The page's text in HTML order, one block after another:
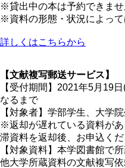
※貸出中の本は予約できませ
※資料の形態・状況によっ
詳しくはこちらから
【文献複写郵送サービス】
【受付期間】2021年5月19
なるまで
【対象者】学部学生、大学
※返却が遅れている資料が
滞資料を返却後、お申込くだ
【対象資料】本学図書館で
他大学所蔵資料の文献複写依